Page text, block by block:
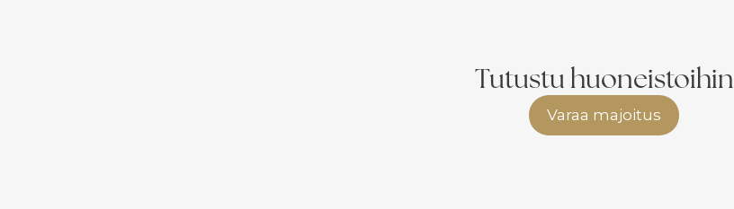
Tutustu huoneistoihin
Varaa majoitus